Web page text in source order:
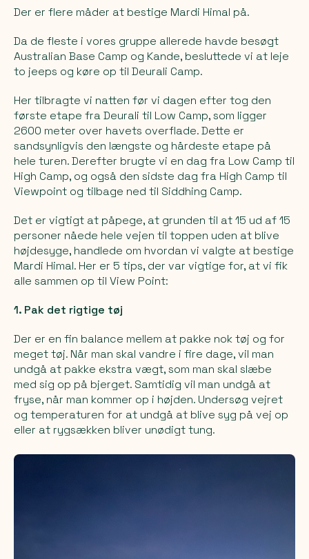
Der er flere måder at bestige Mardi Himal på.
Da de fleste i vores gruppe allerede havde besøgt
Australian Base Camp og Kande, besluttede vi at leje
to jeeps og køre op til Deurali Camp.
Her tilbragte vi natten før vi dagen efter tog den
første etape fra Deurali til Low Camp, som ligger
2600 meter over havets overflade. Dette er
sandsynligvis den længste og hårdeste etape på
hele turen. Derefter brugte vi en dag fra Low Camp til
High Camp, og også den sidste dag fra High Camp til
Viewpoint og tilbage ned til Siddhing Camp.
Det er vigtigt at påpege, at grunden til at 15 ud af 15
personer nåede hele vejen til toppen uden at blive
højdesyge, handlede om hvordan vi valgte at bestige
Mardi Himal. Her er 5 tips, der var vigtige for, at vi fik
alle sammen op til View Point:
1. Pak det rigtige tøj
Der er en fin balance mellem at pakke nok tøj og for
meget tøj. Når man skal vandre i fire dage, vil man
undgå at pakke ekstra vægt, som man skal slæbe
med sig op på bjerget. Samtidig vil man undgå at
fryse, når man kommer op i højden. Undersøg vejret
og temperaturen for at undgå at blive syg på vej op
eller at rygsækken bliver unødigt tung.